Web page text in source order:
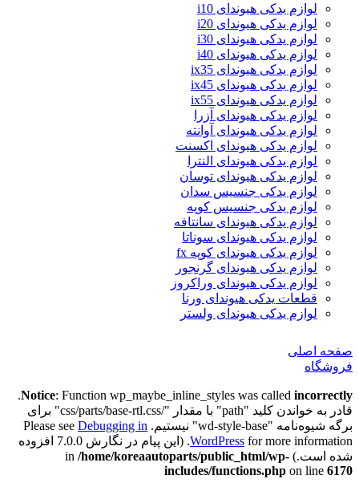
لوازم یدکی هیوندای i10
لوازم یدکی هیوندای i20
لوازم یدکی هیوندای i30
لوازم یدکی هیوندای i40
لوازم یدکی هیوندای ix35
لوازم یدکی هیوندای ix45
لوازم یدکی هیوندای ix55
لوازم یدکی هیوندای آزرا
لوازم یدکی هیوندای آوانته
لوازم یدکی هیوندای اکسنت
لوازم یدکی هیوندای النترا
لوازم یدکی هیوندای توسان
لوازم یدکی جنسیس سدان
لوازم یدکی جنسیس کوپه
لوازم یدکی هیوندای سانتافه
لوازم یدکی هیوندای سوناتا
لوازم یدکی هیوندای کوپه fx
لوازم یدکی هیوندای گرنجور
لوازم یدکی هیوندای وراکروز
قطعات یدکی هیوندای ورنا
لوازم یدکی هیوندای ولستر
صفحه اصلی
فروشگاه
Notice: Function wp_maybe_inline_styles was called incorrectly
.
قادر به خواندن کلید "path" با مقدار "/css/parts/base-rtl.css" برای
برگه شیوه‌نامه "wd-style-base" نیستیم. Please see
Debugging in
WordPress
for more information. (این پیام در نگارش 7.0.0 افزوده
شده است.) in /home/koreaautoparts/public_html/wp-
includes/functions.php on line 6170